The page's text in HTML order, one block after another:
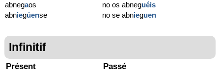
abnegaos
abniegúense
no os abneguéis
no se abnieguen
Infinitif
Présent Passé